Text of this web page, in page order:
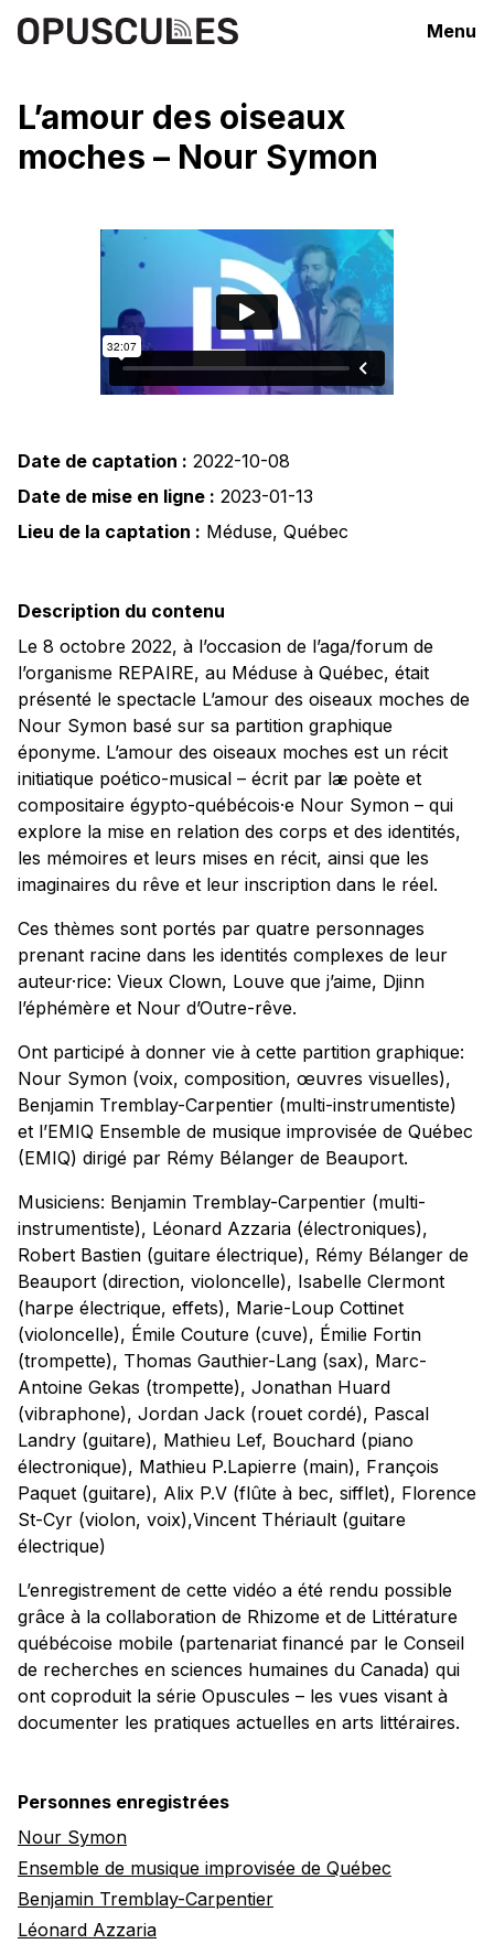
Menu
L’amour des oiseaux
moches – Nour Symon
Date de captation : 2022-10-08
Date de mise en ligne : 2023-01-13
Lieu de la captation : Méduse, Québec
Description du contenu
Le 8 octobre 2022, à l’occasion de l’aga/forum de
l’organisme REPAIRE, au Méduse à Québec, était
présenté le spectacle L’amour des oiseaux moches de
Nour Symon basé sur sa partition graphique
éponyme. L’amour des oiseaux moches est un récit
initiatique poético-musical – écrit par læ poète et
compositaire égypto-québécois·e Nour Symon – qui
explore la mise en relation des corps et des identités,
les mémoires et leurs mises en récit, ainsi que les
imaginaires du rêve et leur inscription dans le réel.
Ces thèmes sont portés par quatre personnages
prenant racine dans les identités complexes de leur
auteur·rice: Vieux Clown, Louve que j’aime, Djinn
l’éphémère et Nour d’Outre-rêve.
Ont participé à donner vie à cette partition graphique:
Nour Symon (voix, composition, œuvres visuelles),
Benjamin Tremblay-Carpentier (multi-instrumentiste)
et l’EMIQ Ensemble de musique improvisée de Québec
(EMIQ) dirigé par Rémy Bélanger de Beauport.
Musiciens: Benjamin Tremblay-Carpentier (multi-
instrumentiste), Léonard Azzaria (électroniques),
Robert Bastien (guitare électrique), Rémy Bélanger de
Beauport (direction, violoncelle), Isabelle Clermont
(harpe électrique, effets), Marie-Loup Cottinet
(violoncelle), Émile Couture (cuve), Émilie Fortin
(trompette), Thomas Gauthier-Lang (sax), Marc-
Antoine Gekas (trompette), Jonathan Huard
(vibraphone), Jordan Jack (rouet cordé), Pascal
Landry (guitare), Mathieu Lef, Bouchard (piano
électronique), Mathieu P.Lapierre (main), François
Paquet (guitare), Alix P.V (flûte à bec, sifflet), Florence
St-Cyr (violon, voix),Vincent Thériault (guitare
électrique)
L’enregistrement de cette vidéo a été rendu possible
grâce à la collaboration de Rhizome et de Littérature
québécoise mobile (partenariat financé par le Conseil
de recherches en sciences humaines du Canada) qui
ont coproduit la série Opuscules – les vues visant à
documenter les pratiques actuelles en arts littéraires.
Personnes enregistrées
Nour Symon
Ensemble de musique improvisée de Québec
Benjamin Tremblay-Carpentier
Léonard Azzaria